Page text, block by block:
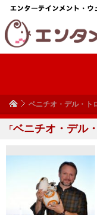
ベニチオ・デル・ト
「ベニチオ・デル